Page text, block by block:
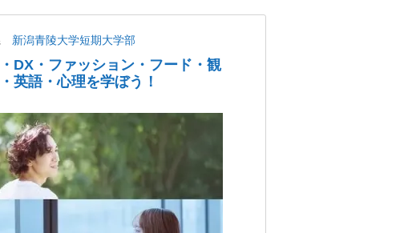
新潟青陵大学短期大学部
DX・ファッション・フード・観
英語・心理を学ぼう！